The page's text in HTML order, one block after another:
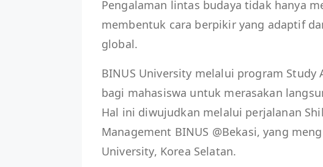
Pengalaman lintas budaya tidak hanya
membentuk cara berpikir yang adaptif
global.
BINUS University melalui program
bagi mahasiswa untuk merasakan
Hal ini diwujudkan melalui perjalanan
Management BINUS @Bekasi, yang
University, Korea Selatan.